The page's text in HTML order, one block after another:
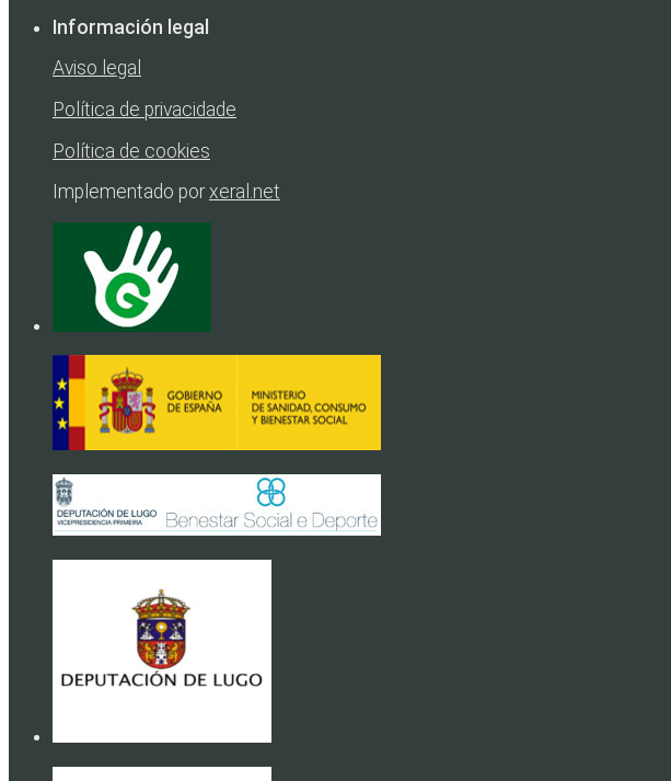
Información legal
Aviso legal
Política de privacidade
Política de cookies
Implementado porxeral.net